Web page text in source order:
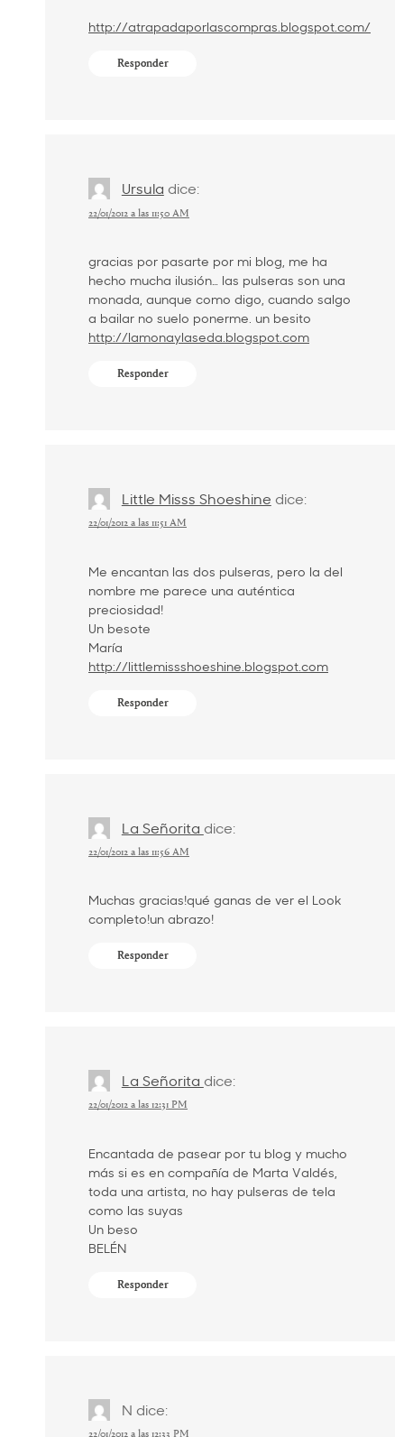
http://atrapadaporlascompras.blogspot.com/
Responder
Ursula dice:
22/01/2012 a las 11:50 AM
gracias por pasarte por mi blog, me ha
hecho mucha ilusión… las pulseras son una
monada, aunque como digo, cuando salgo
a bailar no suelo ponerme. un besito
http://lamonaylaseda.blogspot.com
Responder
Little Misss Shoeshine dice:
22/01/2012 a las 11:51 AM
Me encantan las dos pulseras, pero la del
nombre me parece una auténtica
preciosidad!
Un besote
María
http://littlemissshoeshine.blogspot.com
Responder
La Señorita dice:
22/01/2012 a las 11:56 AM
Muchas gracias!qué ganas de ver el Look
completo!un abrazo!
Responder
La Señorita dice:
22/01/2012 a las 12:31 PM
Encantada de pasear por tu blog y mucho
más si es en compañía de Marta Valdés,
toda una artista, no hay pulseras de tela
como las suyas
Un beso
BELÉN
Responder
N dice:
22/01/2012 a las 12:33 PM